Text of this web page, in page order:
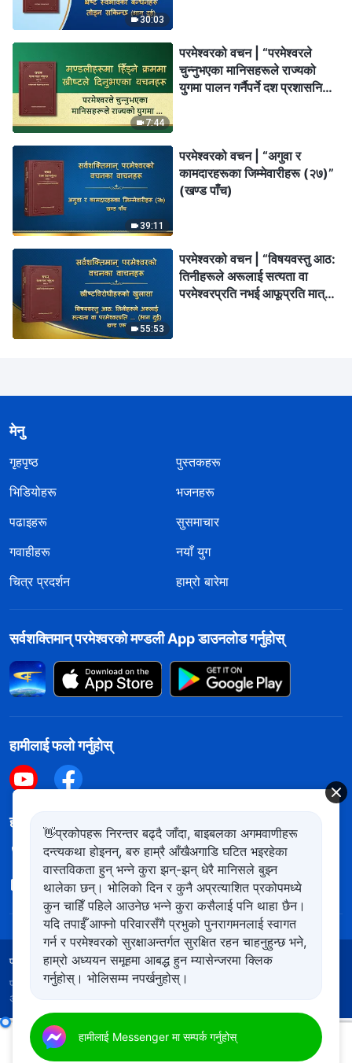
30:03
7:44
परमेश्‍वरको वचन | “परमेश्‍वरले
चुन्‍नुभएका मानिसहरूले राज्यको
युगमा पालन गर्नैपर्ने दश प्रशासनिक
39:11
परमेश्‍वरको वचन | “अगुवा र
कामदारहरूका जिम्‍मेवारीहरू (२७)”
(खण्ड पाँच)
55:53
परमेश्‍वरको वचन | “विषयवस्तु आठ:
तिनीहरूले अरूलाई सत्यता वा
परमेश्‍वरप्रति नभई आफूप्रति मात्र
मेनु
गृहपृष्ठ
पुस्तकहरू
भिडियोहरू
भजनहरू
पढाइहरू
सुसमाचार
गवाहीहरू
नयाँ युग
चित्र प्रदर्शन
हाम्रो बारेमा
सर्वशक्तिमान्‌ परमेश्‍वरको मण्डली App डाउनलोड गर्नुहोस्
हामीलाई फलो गर्नुहोस्
हामीलाई सम्पर्क गर्नुहोस
+977-981-140-9021
contact.ne@kingdomsalvation.org
प्रयोगका शर्तहरू गोपनीयता नीति आभार
कुकिज नीति
प्रतिलिपि अधिकार © २०२६सर्वशक्तिमान्‌ परमेश्‍वरको मण्डली
अधिकार सुरक्षित।
👋प्रकोपहरू निरन्तर बढ्दै जाँदा, बाइबलका अगमवाणीहरू
दन्त्यकथा होइनन्, बरु हाम्रै आँखैअगाडि घटित भइरहेका
वास्तविकता हुन् भन्ने कुरा झन्-झन् धेरै मानिसले बुझ्न
थालेका छन्। भोलिको दिन र कुनै अप्रत्याशित प्रकोपमध्ये
कुन चाहिँ पहिले आउनेछ भन्ने कुरा कसैलाई पनि थाहा छैन।
यदि तपाईँ आफ्नो परिवारसँगै प्रभुको पुनरागमनलाई स्वागत
गर्न र परमेश्‍वरको सुरक्षाअन्तर्गत सुरक्षित रहन चाहनुहुन्छ भने,
हाम्रो अध्ययन समूहमा आबद्ध हुन म्यासेन्जरमा क्लिक
गर्नुहोस्। भोलिसम्म नपर्खनुहोस्।
हामीलाई Messenger मा सम्पर्क गर्नुहोस्
कर्तव्य निर्वाह गर्नेसम्बन्धी वचनहरू(अंश ३२)